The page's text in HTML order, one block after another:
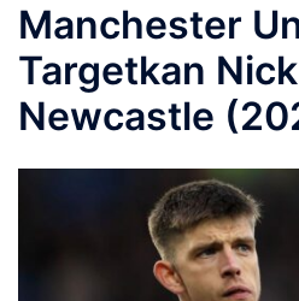
Manchester
Targetkan
Newcastle